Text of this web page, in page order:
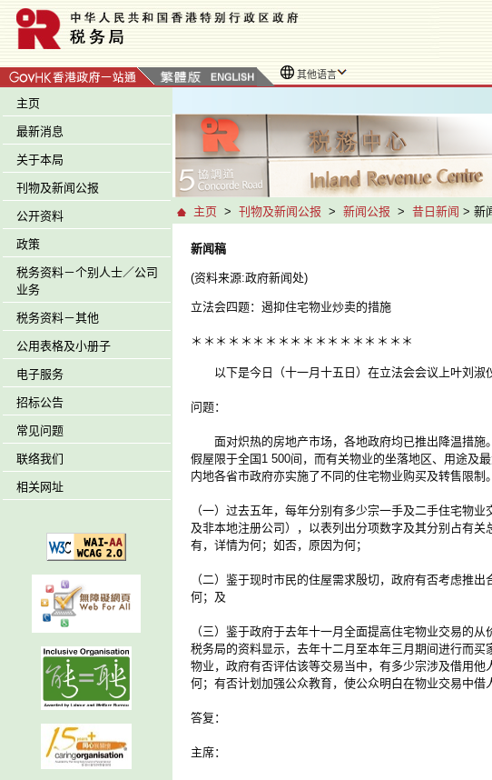
其他语言
主页
最新消息
关于本局
刊物及新闻公报
公开资料
政策
税务资料－个别人士／公司
业务
税务资料－其他
公用表格及小册子
电子服务
招标公告
常见问题
联络我们
相关网址
主页 > 刊物及新闻公报 > 新闻公报 > 昔日新闻 > 新
新闻稿
(资料来源:政府新闻处)
立法会四题：遏抑住宅物业炒卖的措施
＊ ＊ ＊ ＊ ＊ ＊ ＊ ＊ ＊ ＊ ＊ ＊ ＊ ＊ ＊ ＊ ＊ ＊
以下是今日（十一月十五日）在立法会会议上叶刘淑
问题：
面对炽热的房地产市场，各地政府均已推出降温措施
假屋限于全国1 500间，而有关物业的坐落地区、用途及
内地各省市政府亦实施了不同的住宅物业购买及转售限制
（一）过去五年，每年分别有多少宗一手及二手住宅物
及非本地注册公司），以表列出分项数字及其分别占有
有，详情为何；如否，原因为何；
（二）鉴于现时市民的住屋需求殷切，政府有否考虑推
何；及
（三）鉴于政府于去年十一月全面提高住宅物业交易的
税务局的资料显示，去年十二月至本年三月期间进行而
物业，政府有否评估该等交易当中，有多少宗涉及借用
何；有否计划加强公众教育，使公众明白在物业交易中借
答复：
主席：